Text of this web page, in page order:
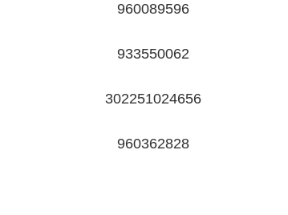
960089596
933550062
302251024656
960362828